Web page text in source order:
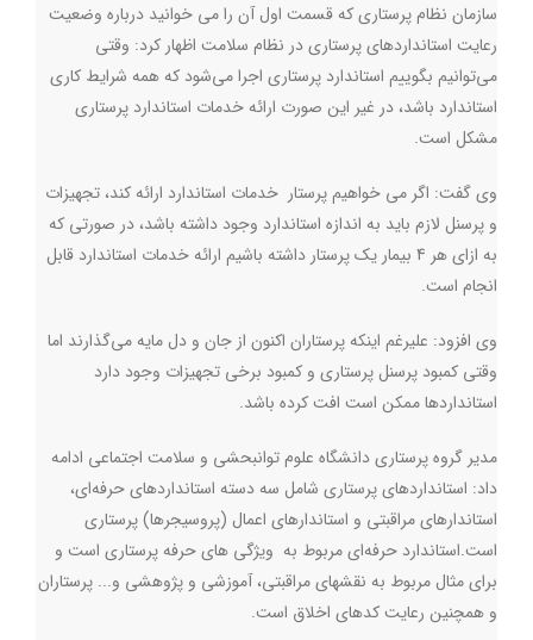
سازمان نظام پرستاری که قسمت اول آن را می خوانید درباره وضعیت
رعایت استانداردهای پرستاری در نظام سلامت اظهار کرد: وقتی
می‌توانیم بگوییم استاندارد پرستاری اجرا می‌شود که همه شرایط کاری
استاندارد باشد، در غیر این صورت ارائه خدمات استاندارد پرستاری
مشکل است.
وی گفت: اگر می خواهیم پرستار خدمات استاندارد ارائه کند، تجهیزات
و پرسنل لازم باید به اندازه استاندارد وجود داشته باشد، در صورتی که
به ازای هر 4 بیمار یک پرستار داشته باشیم ارائه خدمات استاندارد قابل
انجام است.
وی افزود: علیرغم اینکه پرستاران اکنون از جان و دل مایه می‌گذارند اما
وقتی کمبود پرسنل پرستاری و کمبود برخی تجهیزات وجود دارد
استانداردها ممکن است افت کرده باشد.
مدیر گروه پرستاری دانشگاه علوم توانبحشی و سلامت اجتماعی ادامه
داد: استانداردهای پرستاری شامل سه دسته استانداردهای حرفه‌ای،‌
استاندارهای مراقبتی و استاندارهای اعمال (پروسیجرها) پرستاری
است.استاندارد حرفه‌ای مربوط به ویژگی های حرفه پرستاری است و
برای مثال مربوط به نقشهای مراقبتی، آموزشی و پژوهشی و... پرستاران
و همچنین رعایت کدهای اخلاق است.